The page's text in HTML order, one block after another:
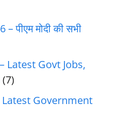
पीएम मोदी की सभी
Latest Govt Jobs,
(7)
Latest Government